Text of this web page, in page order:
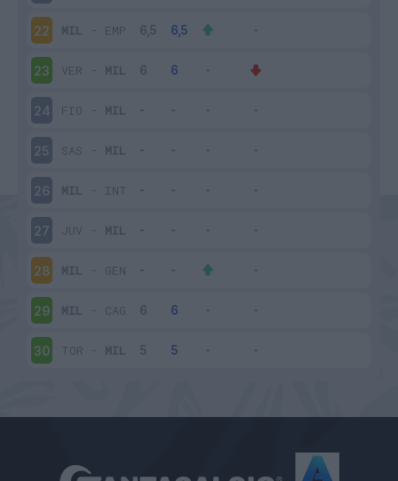
22 MIL - EMP
23 VER - MIL
24 FIO - MIL
25 SAS - MIL
26 MIL - INT
27 JUV - MIL
28 MIL - GEN
29 MIL - CAG
30 TOR - MIL